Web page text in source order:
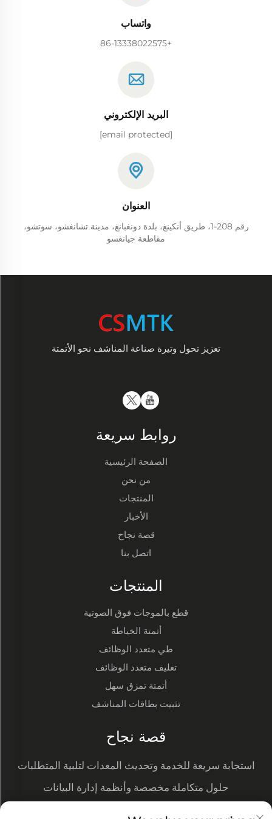
واتساب
+86-13338022575
البريد الإلكتروني
[email protected]
العنوان
رقم 208-1، طريق أنكينغ، بلدة دونغبانغ، مدينة تشانغشو، سوتشو،
مقاطعة جيانغسو
تعزيز تحول وتيرة صناعة المناشف نحو الأتمتة
روابط سريعة
الصفحة الرئيسية
من نحن
المنتجات
الأخبار
قصة نجاح
اتصل بنا
المنتجات
قطع بالموجات فوق الصوتية
أتمتة الخياطة
طي متعدد الوظائف
تغليف متعدد الوظائف
أتمتة تمزق سهل
تثبيت بطاقات المناشف
قصة نجاح
استجابة سريعة للخدمة وتحديث المعدات لتلبية المتطلبات
الجديدة
حلول متكاملة مخصصة وأنظمة إدارة البيانات